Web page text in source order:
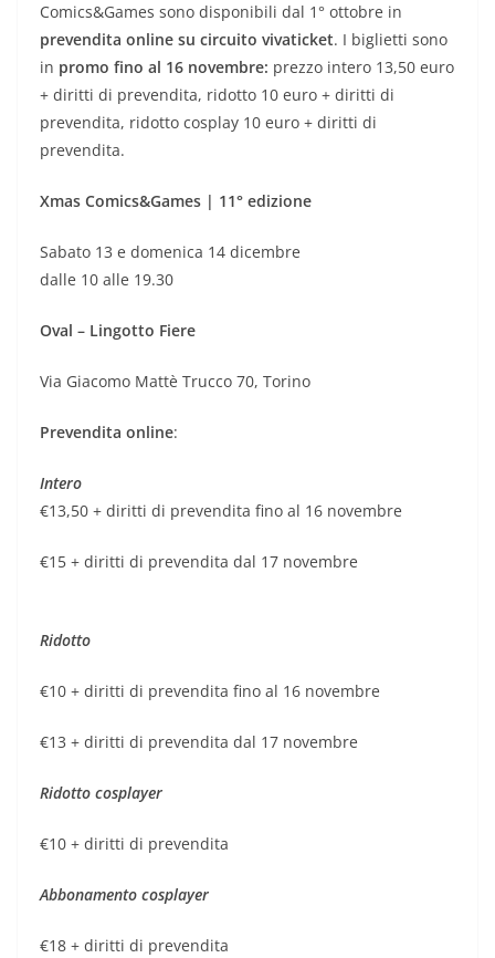
Comics&Games sono disponibili dal 1° ottobre in
prevendita online su circuito vivaticket. I biglietti sono
in promo fino al 16 novembre: prezzo intero 13,50 euro
+ diritti di prevendita, ridotto 10 euro + diritti di
prevendita, ridotto cosplay 10 euro + diritti di
prevendita.
Xmas Comics&Games | 11° edizione
Sabato 13 e domenica 14 dicembre
dalle 10 alle 19.30
Oval – Lingotto Fiere
Via Giacomo Mattè Trucco 70, Torino
Prevendita online:
Intero
€13,50 + diritti di prevendita fino al 16 novembre
€15 + diritti di prevendita dal 17 novembre
Ridotto
€10 + diritti di prevendita fino al 16 novembre
€13 + diritti di prevendita dal 17 novembre
Ridotto cosplayer
€10 + diritti di prevendita
Abbonamento cosplayer
€18 + diritti di prevendita